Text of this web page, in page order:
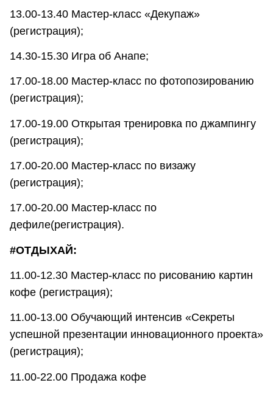
13.00-13.40 Мастер-класс «Декупаж»
(регистрация);
14.30-15.30 Игра об Анапе;
17.00-18.00 Мастер-класс по фотопозированию
(регистрация);
17.00-19.00 Открытая тренировка по джампингу
(регистрация);
17.00-20.00 Мастер-класс по визажу
(регистрация);
17.00-20.00 Мастер-класс по
дефиле(регистрация).
#ОТДЫХАЙ:
11.00-12.30 Мастер-класс по рисованию картин
кофе (регистрация);
11.00-13.00 Обучающий интенсив «Секреты
успешной презентации инновационного проекта»
(регистрация);
11.00-22.00 Продажа кофе